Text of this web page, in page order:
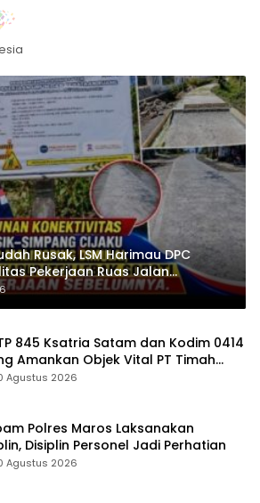
Rusak, LSM Harimau DPC
Pekerjaan Ruas Jalan
Cijaku
845 Ksatria Satam dan Kodim 0414
Amankan Objek Vital PT Timah
Penambang
Agustus 2026
Polres Maros Laksanakan
Disiplin Personel Jadi Perhatian
Agustus 2026